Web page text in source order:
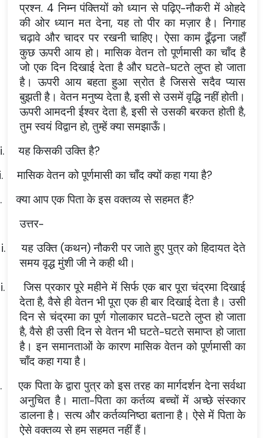
प्रश्न. 4 निम्न पंक्तियों को ध्यान से पढ़िए-नौकरी में ओहदे
की ओर ध्यान मत देना, यह तो पीर का मज़ार है। निगाह
चढ़ावे और चादर पर रखनी चाहिए। ऐसा काम ढूँढ़ना जहाँ
कुछ ऊपरी आय हो। मासिक वेतन तो पूर्णमासी का चाँद है
जो एक दिन दिखाई देता है और घटते-घटते लुप्त हो जाता
है। ऊपरी आय बहता हुआ स्रोत है जिससे सदैव प्यास
बुझती है। वेतन मनुष्य देता है, इसी से उसमें वृद्धि नहीं होती।
ऊपरी आमदनी ईश्वर देता है, इसी से उसकी बरकत होती है,
तुम स्वयं विद्वान हो, तुम्हें क्या समझाऊँ।
i.
यह किसकी उक्ति है?
मासिक वेतन को पूर्णमासी का चाँद क्यों कहा गया है?
क्या आप एक पिता के इस वक्तव्य से सहमत हैं?
उत्तर-
i.
यह उक्ति (कथन) नौकरी पर जाते हुए पुत्र को हिदायत देते
समय वृद्ध मुंशी जी ने कही थी।
जिस प्रकार पूरे महीने में सिर्फ एक बार पूरा चंद्रमा दिखाई
देता है, वैसे ही वेतन भी पूरा एक ही बार दिखाई देता है। उसी
दिन से चंद्रमा का पूर्ण गोलाकार घटते-घटते लुप्त हो जाता
है, वैसे ही उसी दिन से वेतन भी घटते-घटते समाप्त हो जाता
है। इन समानताओं के कारण मासिक वेतन को पूर्णमासी का
चाँद कहा गया है।
एक पिता के द्वारा पुत्र को इस तरह का मार्गदर्शन देना सर्वथा
अनुचित है। माता-पिता का कर्तव्य बच्चों में अच्छे संस्कार
डालना है। सत्य और कर्तव्यनिष्ठा बताना है। ऐसे में पिता के
ऐसे वक्तव्य से हम सहमत नहीं हैं।